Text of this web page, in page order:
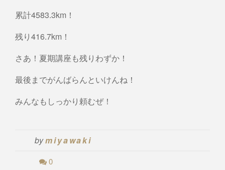
累計4583.3km！
残り416.7km！
さあ！夏期講座も残りわずか！
最後までがんばらんといけんね！
みんなもしっかり頼むぜ！
bymiyawaki
0